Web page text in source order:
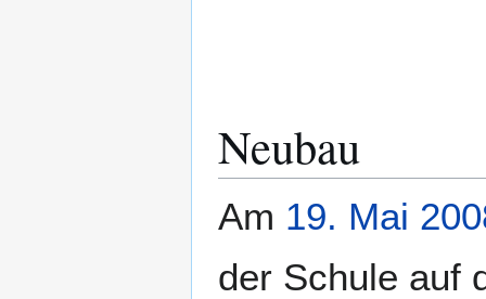
Neubau
Am 19. Mai
der Schule auf